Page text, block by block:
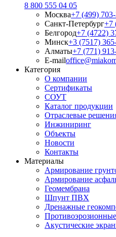
8 800 555 04 05
Москва+7 (499)
Санкт-Петербург+7
Белгород+7 (4722)
Минск+3 (7517)
Алматы+7 (771)
E-mail
Категория
О компании
Сертификаты
СОУТ
Каталог продукции
Отраслевые
Инжиниринг
Объекты
Новости
Контакты
Материалы
Армирование
Армирование
Геомембрана
Шпунт ПВХ
Дренажные
Акустические